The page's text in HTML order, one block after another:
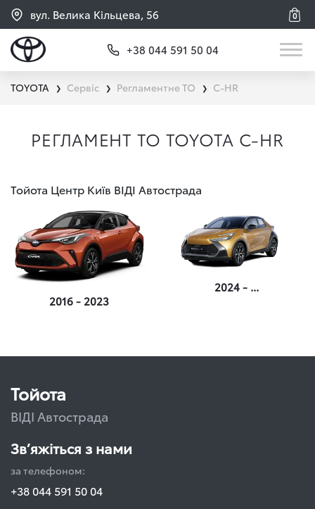
вул. Велика Кільцева, 56 0
+38 044 591 50 04
TOYOTA ❯ Сервіс ❯ Регламентне ТО ❯ C-HR
РЕГЛАМЕНТ ТО TOYOTA C-HR
Тойота Центр Київ ВІДІ Автострада
2016 - 2023
2024 - ...
Тойота
ВІДІ Автострада
Зв’яжіться з нами
за телефоном:
+38 044 591 50 04